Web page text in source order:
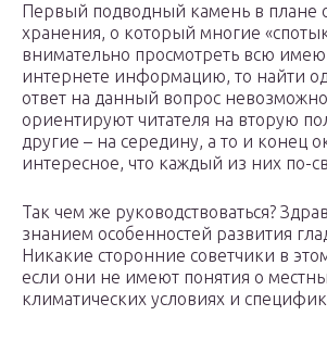
Первый подводный камень в плане
хранения, о который многие
внимательно просмотреть всю
интернете информацию, то найти
ответ на данный вопрос
ориентируют читателя на вторую
другие – на середину, а то и конец
интересное, что каждый из них по-
Так чем же руководствоваться?
знанием особенностей развития
Никакие сторонние советчики в
если они не имеют понятия о
климатических условиях и